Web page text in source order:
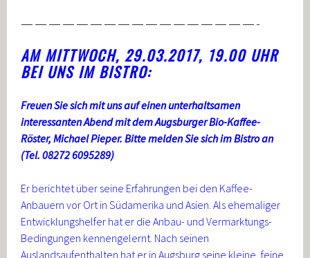
—————————————————-
AM MITTWOCH, 29.03.2017, 19.00 UHR
BEI UNS IM BISTRO:
Freuen Sie sich mit uns auf einen unterhaltsamen
interessanten Abend mit dem Augsburger Bio-Kaffee-
Röster, Michael Pieper. Bitte melden Sie sich im Bistro an
(Tel. 08272 6095289)
Er berichtet über seine Erfahrungen bei den Kaffee-
Anbauern vor Ort in Südamerika und Asien. Als ehemaliger
Entwicklungshelfer hat er die Anbau- und Vermarktungs-
Bedingungen kennengelernt. Nach seinen
Auslandsaufenthalten hat er in Augsburg seine kleine, feine